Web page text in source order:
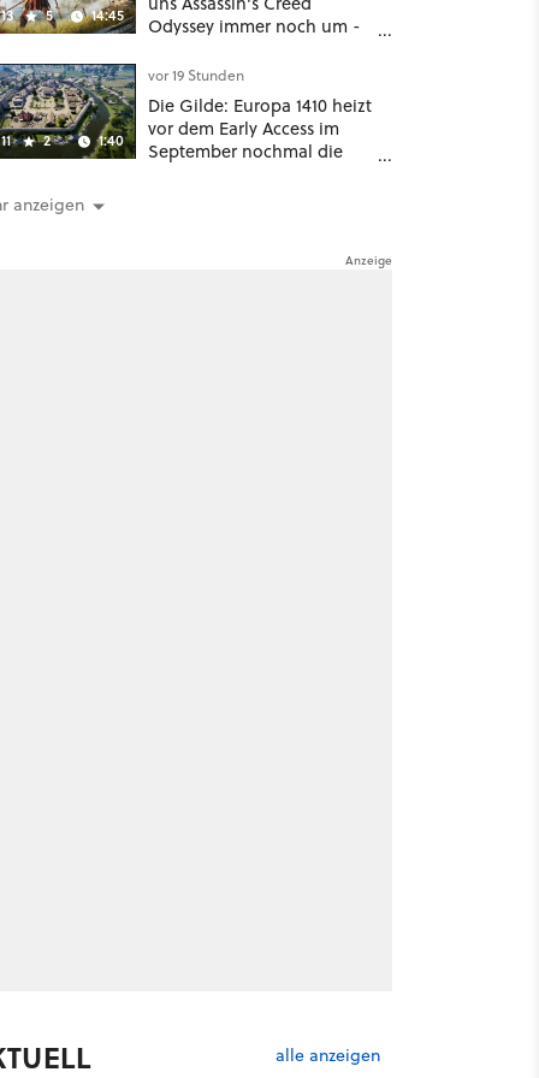
5 14:45
Odyssey immer noch um -
2 1:40
vor 19 Stunden
Die Gilde: Europa 1410 heizt
vor dem Early Access im
September nochmal die
anzeigen
alle anzeigen